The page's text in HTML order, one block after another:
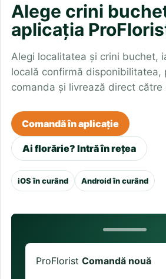
Alege crini
aplicația
Alegi localitatea și crini buchet,
locală confirmă disponibilitatea,
comanda și livrează direct către
Comandă în aplicație
Ai florărie? Intră în rețea
iOS în curând Android în curând
ProFlorist Comandă nouă